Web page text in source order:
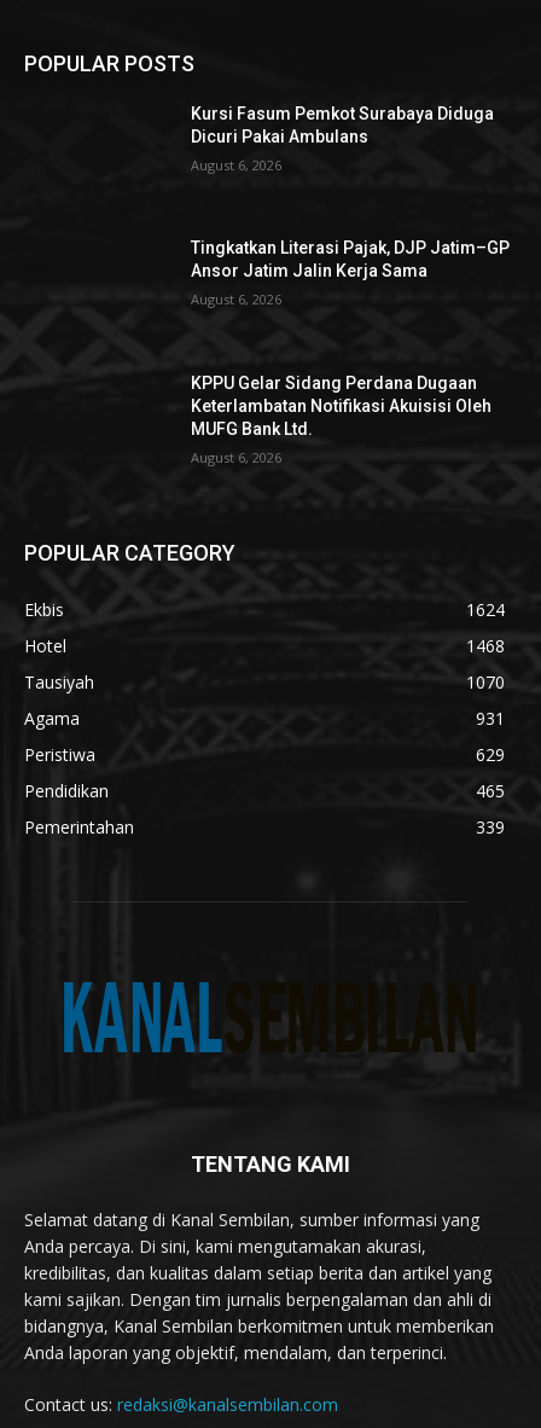
POPULAR POSTS
Kursi Fasum Pemkot Surabaya Diduga
Dicuri Pakai Ambulans
August 6, 2026
Tingkatkan Literasi Pajak, DJP Jatim–GP
Ansor Jatim Jalin Kerja Sama
August 6, 2026
KPPU Gelar Sidang Perdana Dugaan
Keterlambatan Notifikasi Akuisisi Oleh
MUFG Bank Ltd.
August 6, 2026
POPULAR CATEGORY
Ekbis
1624
Hotel
1468
Tausiyah
1070
Agama
931
Peristiwa
629
Pendidikan
465
Pemerintahan
339
TENTANG KAMI
Selamat datang di Kanal Sembilan, sumber informasi yang
Anda percaya. Di sini, kami mengutamakan akurasi,
kredibilitas, dan kualitas dalam setiap berita dan artikel yang
kami sajikan. Dengan tim jurnalis berpengalaman dan ahli di
bidangnya, Kanal Sembilan berkomitmen untuk memberikan
Anda laporan yang objektif, mendalam, dan terperinci.
Contact us: redaksi@kanalsembilan.com